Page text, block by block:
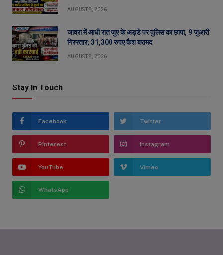
AUGUST 8, 2026
जावरा में आधी रात जुए के अड्डे पर पुलिस का छापा, 9 जुआरी
गिरफ्तार; 31,300 रुपए कैश बरामद
AUGUST 8, 2026
Stay In Touch
Facebook Twitter
Pinterest Instagram
YouTube Vimeo
WhatsApp